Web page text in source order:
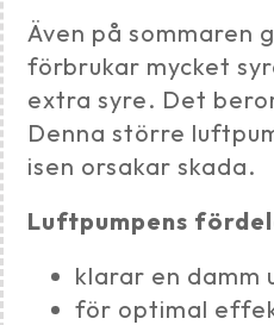
Även på sommaren
förbrukar mycket
extra syre. Det
Denna större
isen orsakar skada.
Luftpumpens
klarar en damm
för optimal